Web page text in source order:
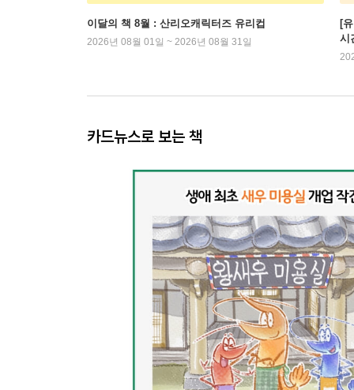
이달의 책 8월 : 산리오캐릭터즈 유리컵
2026년 08월 01일 ~ 2026년 08월 31일
[
시
카드뉴스로 보는 책